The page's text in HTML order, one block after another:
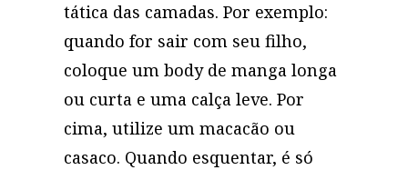
tática das camadas. Por exemplo:
quando for sair com seu filho,
coloque um body de manga longa
ou curta e uma calça leve. Por
cima, utilize um macacão ou
casaco. Quando esquentar, é só